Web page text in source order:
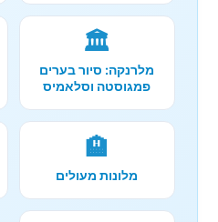
🏛️
מלרנקה: סיור בערים
פמגוסטה וסלאמיס
🏨
מלונות מעולים